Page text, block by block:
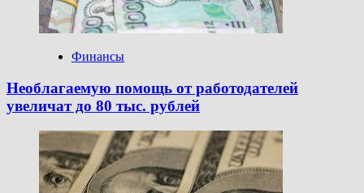
Финансы
Необлагаемую помощь от работодателей
увеличат до 80 тыс. рублей